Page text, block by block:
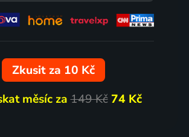
Zkusit za 10 Kč
měsíc za149 Kč 74 Kč